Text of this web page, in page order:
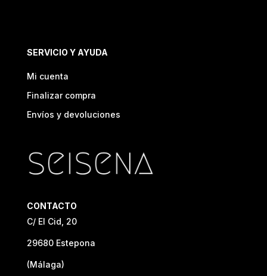
SERVICIO Y AYUDA
Mi cuenta
Finalizar compra
Envíos y devoluciones
CONTACTO
C/ El Cid, 20
29680 Estepona
(Málaga)